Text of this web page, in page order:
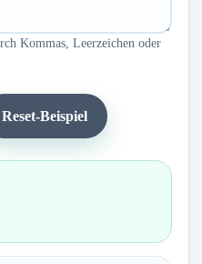
Kommas, Leerzeichen oder
Reset-Beispiel